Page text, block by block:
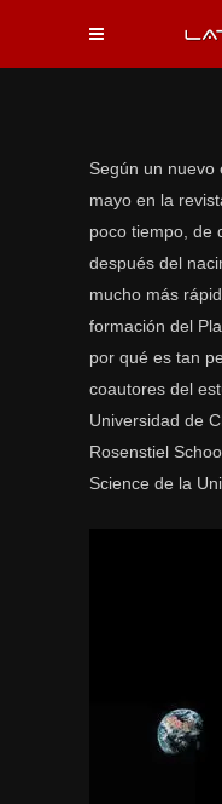
Según un nuevo
mayo en la
poco tiempo, de
después del
mucho más
formación del
por qué es tan
coautores del
Universidad de
Rosenstiel
Science de la